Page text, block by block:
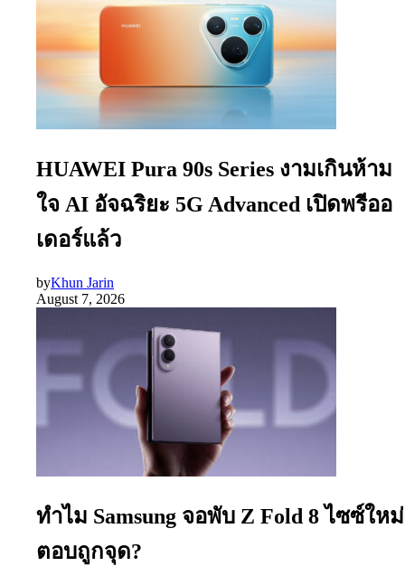
HUAWEI Pura 90s Series งามเกินห้าม
ใจ AI อัจฉริยะ 5G Advanced เปิดพรีออ
เดอร์แล้ว
byKhun Jarin
August 7, 2026
ทำไม Samsung จอพับ Z Fold 8 ไซซ์ใหม่
ตอบถูกจุด?